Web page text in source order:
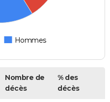
Hommes
Nombre de
décès
% des
décès